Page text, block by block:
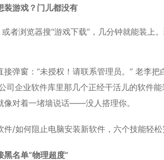
装游戏？门儿都没有
者浏览器搜“游戏下载”，几分钟就能装上
弹窗：“未授权！请联系管理员。” 老李把
企业软件库里那几个正经干活儿的软件能
像对着一堵墙说话——没人搭理你。
名单“物理超度”